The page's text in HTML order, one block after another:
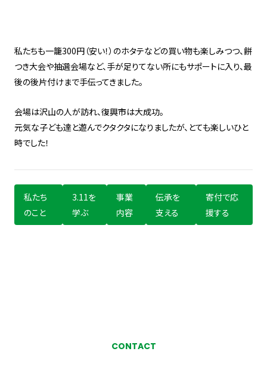
私たちも一籠300円（安い！）のホタテなどの買い物も楽しみつつ、餅
つき大会や抽選会場など、手が足りてない所にもサポートに入り、最
後の後片付けまで手伝ってきました。
会場は沢山の人が訪れ、復興市は大成功。
元気な子ども達と遊んでクタクタになりましたが、とても楽しいひと
時でした！
私たち
のこと
3.11を
学ぶ
事業
内容
伝承を
支える
寄付で応
援する
CONTACT